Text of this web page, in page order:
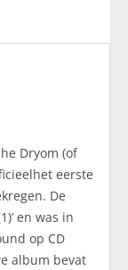
Dryom (of
eerste
De
en was in
op CD
album bevat